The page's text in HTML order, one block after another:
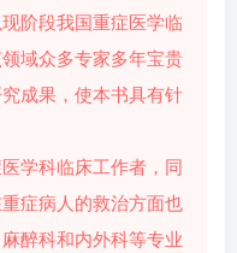
阶段我国重症医学临
域众多专家多年宝贵
成果，使本书具有针
学科临床工作者，同
症病人的救治方面也
醉科和内外科等专业